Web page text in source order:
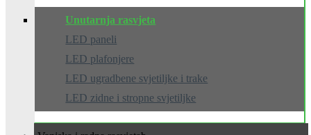
Unutarnja rasvjeta
LED paneli
LED plafonjere
LED ugradbene svjetiljke i trake
LED zidne i stropne svjetiljke